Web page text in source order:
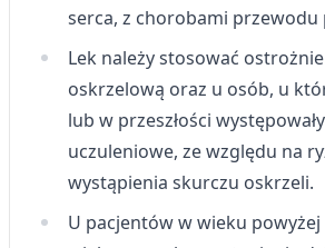
serca, z chorobami
Lek należy stosować
oskrzelową oraz u osób, u
lub w przeszłości
uczuleniowe, ze względu na
wystąpienia skurczu oskrzeli.
U pacjentów w wieku
Przechowywanie informacji na
lub dostęp do nich
Wykorzystywanie ograniczonych
wyboru reklam
Tworzenie profili w celu
spersonalizowanych reklam
spersonalizowanych reklam